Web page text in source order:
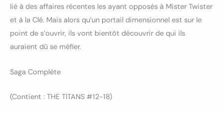
lié à des affaires récentes les ayant opposés à Mister Twister
et à la Clé. Mais alors qu’un portail dimensionnel est sur le
point de s’ouvrir, ils vont bientôt découvrir de qui ils
auraient dû se méfier.
Saga Complète
(Contient : THE TITANS #12-18)